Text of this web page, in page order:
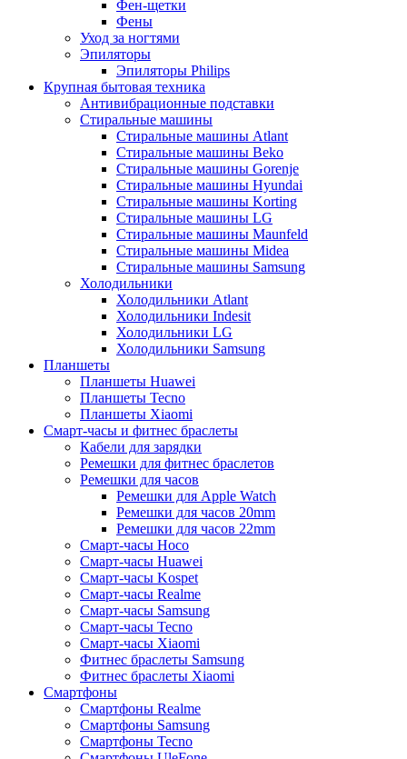
Фен-щетки
Фены
Уход за ногтями
Эпиляторы
Эпиляторы Philips
Крупная бытовая техника
Антивибрационные подставки
Стиральные машины
Стиральные машины Atlant
Стиральные машины Beko
Стиральные машины Gorenje
Стиральные машины Hyundai
Стиральные машины Korting
Стиральные машины LG
Стиральные машины Maunfeld
Стиральные машины Midea
Стиральные машины Samsung
Холодильники
Холодильники Atlant
Холодильники Indesit
Холодильники LG
Холодильники Samsung
Планшеты
Планшеты Huawei
Планшеты Tecno
Планшеты Xiaomi
Смарт-часы и фитнес браслеты
Кабели для зарядки
Ремешки для фитнес браслетов
Ремешки для часов
Ремешки для Apple Watch
Ремешки для часов 20mm
Ремешки для часов 22mm
Смарт-часы Hoco
Смарт-часы Huawei
Смарт-часы Kospet
Смарт-часы Realme
Смарт-часы Samsung
Смарт-часы Tecno
Смарт-часы Xiaomi
Фитнес браслеты Samsung
Фитнес браслеты Xiaomi
Смартфоны
Смартфоны Realme
Смартфоны Samsung
Смартфоны Tecno